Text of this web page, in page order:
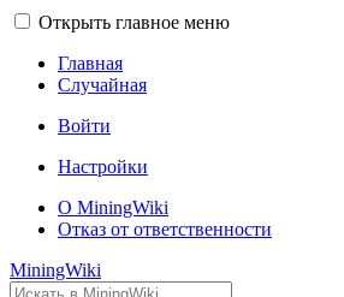
Открыть главное меню
Главная
Случайная
Войти
Настройки
О MiningWiki
Отказ от ответственности
MiningWiki